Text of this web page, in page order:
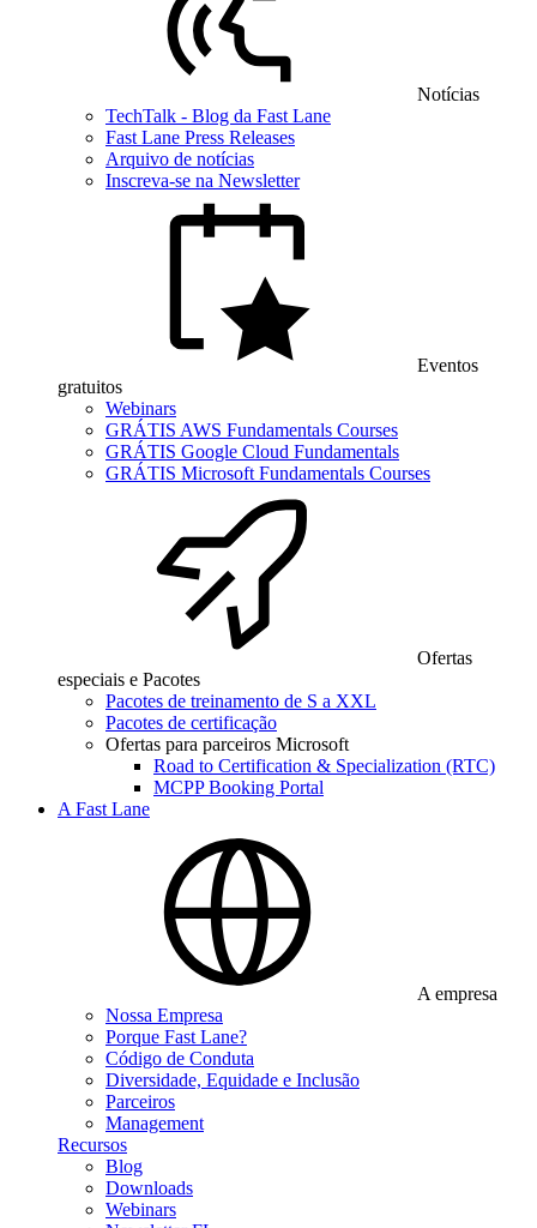
Notícias
TechTalk - Blog da Fast Lane
Fast Lane Press Releases
Arquivo de notícias
Inscreva-se na Newsletter
Eventos
gratuitos
Webinars
GRÁTIS AWS Fundamentals Courses
GRÁTIS Google Cloud Fundamentals
GRÁTIS Microsoft Fundamentals Courses
Ofertas
especiais e Pacotes
Pacotes de treinamento de S a XXL
Pacotes de certificação
Ofertas para parceiros Microsoft
Road to Certification & Specialization (RTC)
MCPP Booking Portal
A Fast Lane
A empresa
Nossa Empresa
Porque Fast Lane?
Código de Conduta
Diversidade, Equidade e Inclusão
Parceiros
Management
Recursos
Blog
Downloads
Webinars